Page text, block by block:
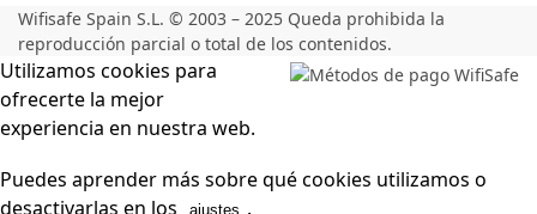
Wifisafe Spain S.L. © 2003 – 2025 Queda prohibida la
reproducción parcial o total de los contenidos.
Utilizamos cookies para
ofrecerte la mejor
experiencia en nuestra web.
Puedes aprender más sobre qué cookies utilizamos o
desactivarlas en los
ajustes .